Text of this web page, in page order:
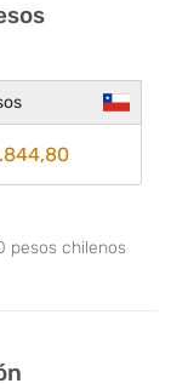
pesos chilenos